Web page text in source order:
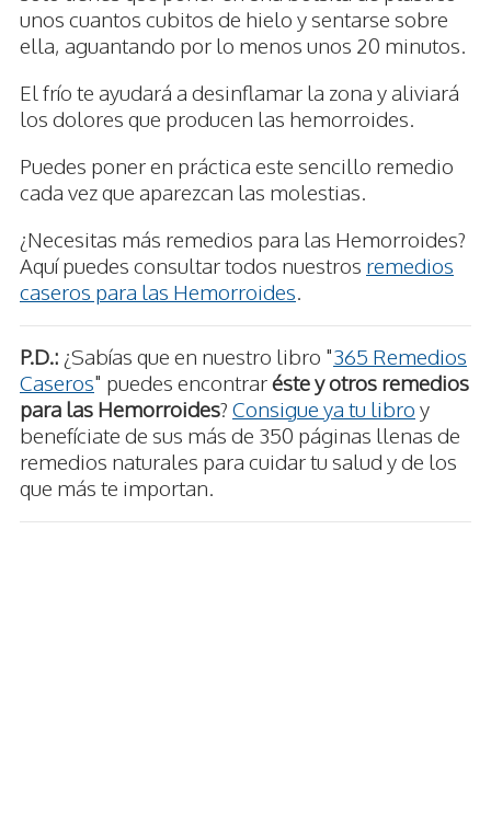
unos cuantos cubitos de hielo y sentarse sobre
ella, aguantando por lo menos unos 20 minutos.
El frío te ayudará a desinflamar la zona y aliviará
los dolores que producen las hemorroides.
Puedes poner en práctica este sencillo remedio
cada vez que aparezcan las molestias.
¿Necesitas más remedios para las Hemorroides?
Aquí puedes consultar todos nuestros remedios
caseros para las Hemorroides.
P.D.: ¿Sabías que en nuestro libro "365 Remedios
Caseros" puedes encontraréste y otros remedios
para las Hemorroides? Consigue ya tu libro y
benefíciate de sus más de 350 páginas llenas de
remedios naturales para cuidar tu salud y de los
que más te importan.